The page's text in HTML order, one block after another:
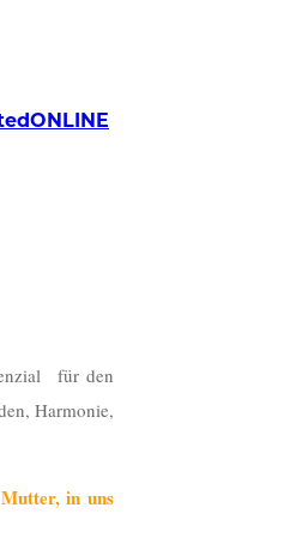
ONLINE
für den
Harmonie,
in uns